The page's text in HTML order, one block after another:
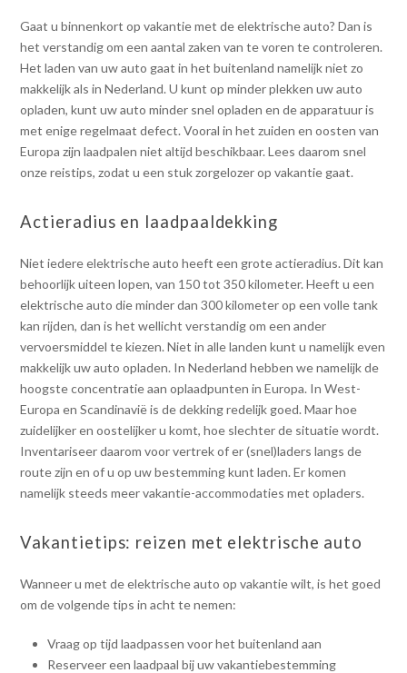
Gaat u binnenkort op vakantie met de elektrische auto? Dan is
het verstandig om een aantal zaken van te voren te controleren.
Het laden van uw auto gaat in het buitenland namelijk niet zo
makkelijk als in Nederland. U kunt op minder plekken uw auto
opladen, kunt uw auto minder snel opladen en de apparatuur is
met enige regelmaat defect. Vooral in het zuiden en oosten van
Europa zijn laadpalen niet altijd beschikbaar. Lees daarom snel
onze reistips, zodat u een stuk zorgelozer op vakantie gaat.
Actieradius en laadpaaldekking
Niet iedere elektrische auto heeft een grote actieradius. Dit kan
behoorlijk uiteen lopen, van 150 tot 350 kilometer. Heeft u een
elektrische auto die minder dan 300 kilometer op een volle tank
kan rijden, dan is het wellicht verstandig om een ander
vervoersmiddel te kiezen. Niet in alle landen kunt u namelijk even
makkelijk uw auto opladen. In Nederland hebben we namelijk de
hoogste concentratie aan oplaadpunten in Europa. In West-
Europa en Scandinavië is de dekking redelijk goed. Maar hoe
zuidelijker en oostelijker u komt, hoe slechter de situatie wordt.
Inventariseer daarom voor vertrek of er (snel)laders langs de
route zijn en of u op uw bestemming kunt laden. Er komen
namelijk steeds meer vakantie-accommodaties met opladers.
Vakantietips: reizen met elektrische auto
Wanneer u met de elektrische auto op vakantie wilt, is het goed
om de volgende tips in acht te nemen:
Vraag op tijd laadpassen voor het buitenland aan
Reserveer een laadpaal bij uw vakantiebestemming